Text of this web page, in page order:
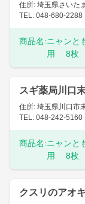
住所: 埼玉県さいた
TEL: 048-680-2288
商品名:ニャンと
用 8枚
スギ薬局川口
住所: 埼玉県川口市
TEL: 048-242-5160
商品名:ニャンと
用 8枚
クスリのアオ